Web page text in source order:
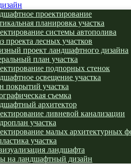
проектирование
планировка участка
системы автополива
проекта лесных участков
проект ландшафтного дизайна
план участка
подпорных стенок
освещение участка
покрытий участка
съемка
архитектор
ливневой канализации
участка
малых архитектурных
участка
ландшафта
на ландшафтный дизайн